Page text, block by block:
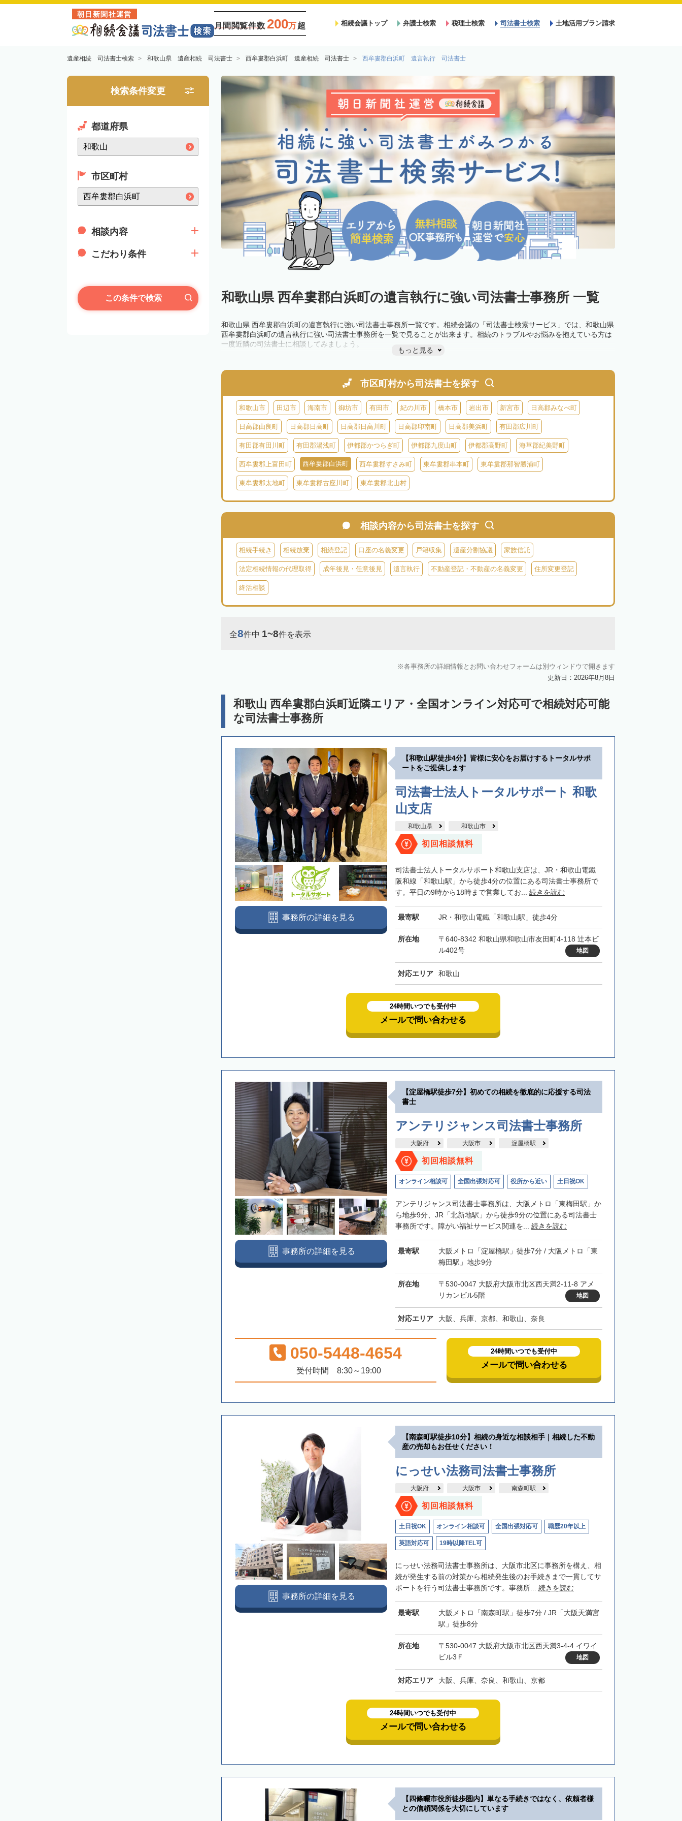
朝日新聞社運営
月間閲覧件数 200万超 相続会議トップ 弁護士検索 税理士検索 司法書士検索 土地活用プラン請求
遺産相続 司法書士検索 和歌山県 遺産相続 司法書士 西牟婁郡白浜町 遺産相続 司法書士 西牟婁郡白浜町 遺言執行 司法書士
検索条件変更
都道府県
市区町村
相談内容
こだわり条件
この条件で検索 和歌山県 西牟婁郡白浜町の遺言執行に強い司法書士事務所 一覧
和歌山県 西牟婁郡白浜町の遺言執行に強い司法書士事務所一覧です。相続会議の「司法書士検索サービス」では、和歌山県
西牟婁郡白浜町の遺言執行に強い司法書士事務所を一覧で見ることが出来ます。相続のトラブルやお悩みを抱えている方は
一度近隣の司法書士に相談してみましょう。
もっと見る
市区町村から司法書士を探す
和歌山市 田辺市 海南市 御坊市 有田市 紀の川市 橋本市 岩出市 新宮市 日高郡みなべ町
日高郡由良町 日高郡日高町 日高郡日高川町 日高郡印南町 日高郡美浜町 有田郡広川町
有田郡有田川町 有田郡湯浅町 伊都郡かつらぎ町 伊都郡九度山町 伊都郡高野町 海草郡紀美野町
西牟婁郡上富田町 西牟婁郡白浜町 西牟婁郡すさみ町 東牟婁郡串本町 東牟婁郡那智勝浦町
東牟婁郡太地町 東牟婁郡古座川町 東牟婁郡北山村
相談内容から司法書士を探す
相続手続き 相続放棄 相続登記 口座の名義変更 戸籍収集 遺産分割協議 家族信託
法定相続情報の代理取得 成年後見・任意後見 遺言執行 不動産登記・不動産の名義変更 住所変更登記
終活相談
全8件中 1~8件を表示
各事務所の詳細情報とお問い合わせフォームは別ウィンドウで開きます
更新日：2026年8月8日
和歌山 西牟婁郡白浜町近隣エリア・全国オンライン対応可で相続対応可能
な司法書士事務所
【和歌山駅徒歩4分】皆様に安心をお届けするトータルサポ
ートをご提供します
司法書士法人トータルサポート 和歌
山支店
和歌山県 和歌山市
初回相談無料
司法書士法人トータルサポート和歌山支店は、JR・和歌山電鐵
阪和線「和歌山駅」から徒歩4分の位置にある司法書士事務所で
す。平日の9時から18時まで営業してお... 続きを読む
最寄駅 JR・和歌山電鐵「和歌山駅」徒歩4分
所在地
〒640-8342 和歌山県和歌山市友田町4-118 辻本ビ
ル402号
地図
対応エリア 和歌山
事務所の詳細を見る
24時間いつでも受付中
メールで問い合わせる
【淀屋橋駅徒歩7分】初めての相続を徹底的に応援する司法
書士
アンテリジャンス司法書士事務所
大阪府 大阪市 淀屋橋駅
初回相談無料
オンライン相談可 全国出張対応可 役所から近い 土日祝OK
アンテリジャンス司法書士事務所は、大阪メトロ「東梅田駅」か
ら地歩9分、JR「北新地駅」から徒歩9分の位置にある司法書士
事務所です。障がい福祉サービス関連を... 続きを読む
最寄駅
大阪メトロ「淀屋橋駅」徒歩7分 / 大阪メトロ「東
梅田駅」地歩9分
所在地
〒530-0047 大阪府大阪市北区西天満2-11-8 アメ
リカンビル5階
地図
対応エリア 大阪、兵庫、京都、和歌山、奈良
事務所の詳細を見る
050-5448-4654
受付時間 8:30～19:00
24時間いつでも受付中
メールで問い合わせる
【南森町駅徒歩10分】相続の身近な相談相手｜相続した不動
産の売却もお任せください！
にっせい法務司法書士事務所
大阪府 大阪市 南森町駅
初回相談無料
土日祝OK オンライン相談可 全国出張対応可 職歴20年以上
英語対応可 19時以降TEL可
にっせい法務司法書士事務所は、大阪市北区に事務所を構え、相
続が発生する前の対策から相続発生後のお手続きまで一貫してサ
ポートを行う司法書士事務所です。事務所... 続きを読む
最寄駅
大阪メトロ「南森町駅」徒歩7分 / JR「大阪天満宮
駅」徒歩8分
所在地
〒530-0047 大阪府大阪市北区西天満3-4-4 イワイ
ビル3Ｆ
地図
対応エリア 大阪、兵庫、奈良、和歌山、京都
事務所の詳細を見る
24時間いつでも受付中
メールで問い合わせる
【四條畷市役所徒歩圏内】単なる手続きではなく、依頼者様
との信頼関係を大切にしています